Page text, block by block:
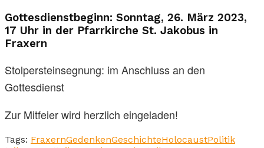
Gottesdienstbeginn: Sonntag, 26. März 2023,
17 Uhr in der Pfarrkirche St. Jakobus in
Fraxern
Stolpersteinsegnung: im Anschluss an den
Gottesdienst
Zur Mitfeier wird herzlich eingeladen!
Tags: FraxernGedenkenGeschichteHolocaustPolitik